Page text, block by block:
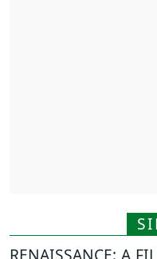
RENAISSANCE: A